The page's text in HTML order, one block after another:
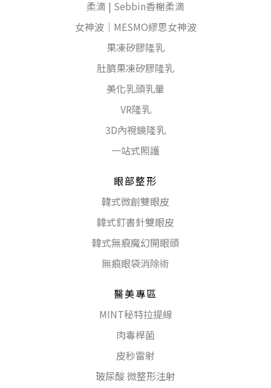
柔滴 | Sebbin香榭柔滴
女神波｜MESMO繆思女神波
果凍矽膠隆乳
肚臍果凍矽膠隆乳
美化乳頭乳暈
VR隆乳
3D內視鏡隆乳
一站式照護
眼部整形
韓式微創雙眼皮
韓式釘書針雙眼皮
韓式無痕魔幻開眼頭
無痕眼袋消除術
醫美專區
MINT秘特拉提線
肉毒桿菌
皮秒雷射
玻尿酸 微整形注射